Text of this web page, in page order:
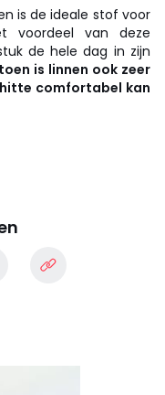
is de ideale stof voor
voordeel van deze
de hele dag in zijn
is linnen ook zeer
comfortabel kan